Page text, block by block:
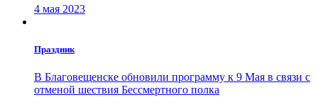
4 мая 2023
Праздник
В Благовещенске обновили программу к 9 Мая в связи с
отменой шествия Бессмертного полка